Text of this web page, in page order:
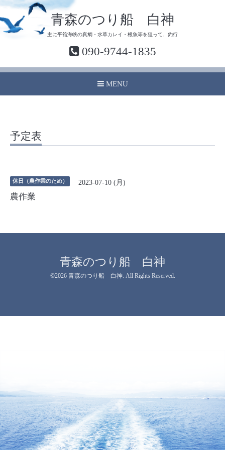
青森のつり船 白神
主に平舘海峡の真鯛・水草カレイ・根魚等を狙って、釣行
090-9744-1835
MENU
予定表
休日（農作業のため） 2023-07-10 (月)
農作業
青森のつり船 白神
©2026 青森のつり船 白神. All Rights Reserved.